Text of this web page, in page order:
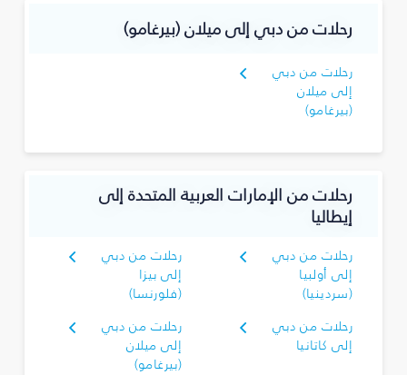
رحلات من دبي إلى ميلان (بيرغامو)
رحلات من دبي
إلى ميلان
(بيرغامو)
رحلات من الإمارات العربية المتحدة إلى
إيطاليا
رحلات من دبي
إلى أولبيا
(سردينيا)
رحلات من دبي
إلى بيزا
(فلورنسا)
رحلات من دبي
إلى كاتانيا
رحلات من دبي
إلى ميلان
(بيرغامو)